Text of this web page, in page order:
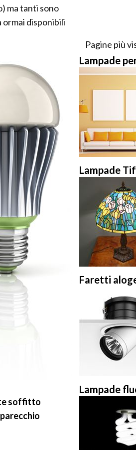
ma tanti sono
ormai disponibili
soffitto
Pagine più
Lampade
Lampade
Faretti
Lampade